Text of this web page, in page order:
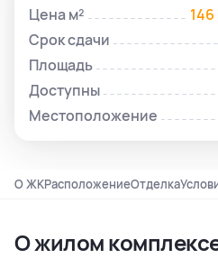
Цена м²
Срок сдачи
Площадь
Доступны
Местоположение
О ЖКРасположениеОтделка
О жилом